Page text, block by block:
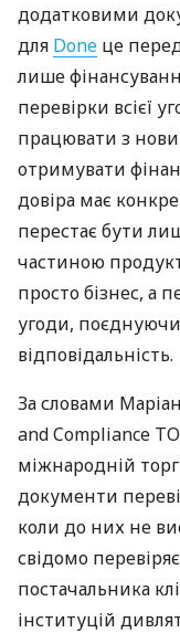
додатковими
для Done це
лише
перевірки всієї
працювати з
отримувати
довіра має
перестає бути
частиною
просто бізнес, а
угоди,
відповідальність.
За словами
and Compliance
міжнародній
документи
коли до них не
свідомо
постачальника
інституцій